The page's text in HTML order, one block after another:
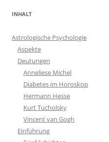
INHALT
Astrologische Psychologie
Aspekte
Deutungen
Anneliese Michel
Diabetes im Horoskop
Hermann Hesse
Kurt Tucholsky
Vincent van Gogh
Einführung